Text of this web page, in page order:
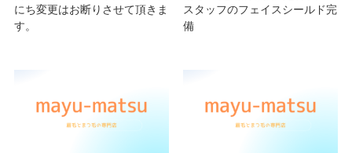
にち変更はお断りさせて頂きま
す。
スタッフのフェイスシールド完
備